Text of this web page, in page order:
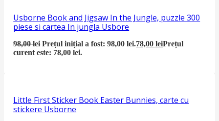
Usborne Book and Jigsaw In the Jungle, puzzle 300
piese si cartea In jungla Usbore
98,00lei Prețul inițial a fost: 98,00 lei.78,00leiPrețul
curent este: 78,00 lei.
Little First Sticker Book Easter Bunnies, carte cu
stickere Usborne